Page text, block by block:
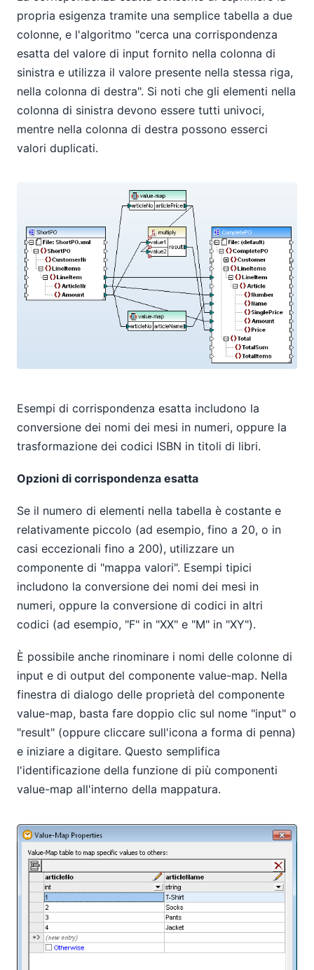
propria esigenza tramite una semplice tabella a due
colonne, e l'algoritmo "cerca una corrispondenza
esatta del valore di input fornito nella colonna di
sinistra e utilizza il valore presente nella stessa riga,
nella colonna di destra". Si noti che gli elementi nella
colonna di sinistra devono essere tutti univoci,
mentre nella colonna di destra possono esserci
valori duplicati.
Esempi di corrispondenza esatta includono la
conversione dei nomi dei mesi in numeri, oppure la
trasformazione dei codici ISBN in titoli di libri.
Opzioni di corrispondenza esatta
Se il numero di elementi nella tabella è costante e
relativamente piccolo (ad esempio, fino a 20, o in
casi eccezionali fino a 200), utilizzare un
componente di "mappa valori". Esempi tipici
includono la conversione dei nomi dei mesi in
numeri, oppure la conversione di codici in altri
codici (ad esempio, "F" in "XX" e "M" in "XY").
È possibile anche rinominare i nomi delle colonne di
input e di output del componente value-map. Nella
finestra di dialogo delle proprietà del componente
value-map, basta fare doppio clic sul nome "input" o
"result" (oppure cliccare sull'icona a forma di penna)
e iniziare a digitare. Questo semplifica
l'identificazione della funzione di più componenti
value-map all'interno della mappatura.